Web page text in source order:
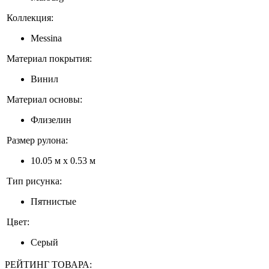
Коллекция:
Messina
Материал покрытия:
Винил
Материал основы:
Флизелин
Размер рулона:
10.05 м x 0.53 м
Тип рисунка:
Пятнистые
Цвет:
Серый
РЕЙТИНГ ТОВАРА: